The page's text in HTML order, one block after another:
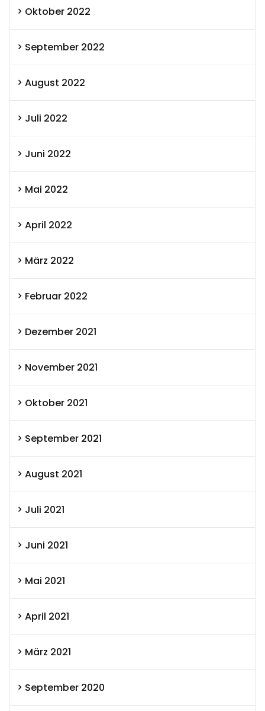
Oktober 2022
September 2022
August 2022
Juli 2022
Juni 2022
Mai 2022
April 2022
März 2022
Februar 2022
Dezember 2021
November 2021
Oktober 2021
September 2021
August 2021
Juli 2021
Juni 2021
Mai 2021
April 2021
März 2021
September 2020